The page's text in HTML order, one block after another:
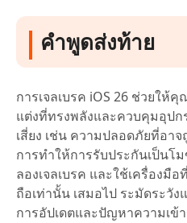
คำพูดส่งท้าย
การเจลเบรค iOS 26 ช่วยให้
แต่งที่ทรงพลังและควบคุมอุป
เสี่ยง เช่น ความปลอดภัยที่อาจ
การทำให้การรับประกันเป็น
ลองเจลเบรค และใช้เครื่องมื
ถือเท่านั้น เสมอไป ระมัดระวั
การอัปเดตและปัญหาความเข้